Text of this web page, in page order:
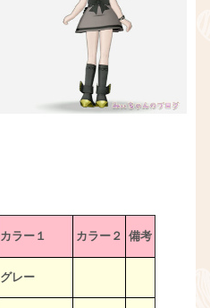
カラー１ カラー２ 備考
グレー